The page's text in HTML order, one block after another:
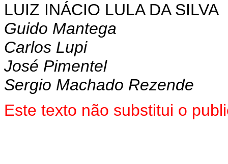
LUIZ INÁCIO LULA DA SILVA
Guido Mantega
Carlos Lupi
José Pimentel
Sergio Machado Rezende
Este texto não substitui o